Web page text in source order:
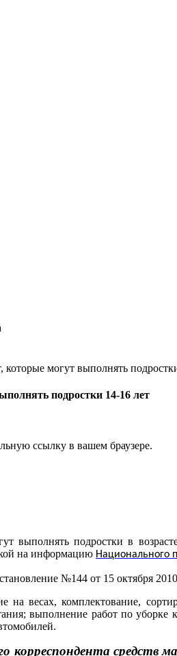
могут выполнять
подростки 14-16 лет
ссылку в вашем браузере.
выполнять подростки в
на информацию Национального
№144 от 15 октября
весах, комплектование,
выполнение работ по
средств